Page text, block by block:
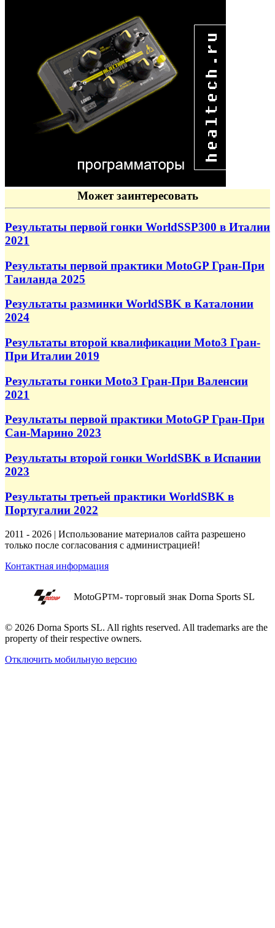
Может заинтересовать
Результаты первой гонки WorldSSP300 в Италии
2021
Результаты первой практики MotoGP Гран-При
Таиланда 2025
Результаты разминки WorldSBK в Каталонии
2024
Результаты второй квалификации Moto3 Гран-
При Италии 2019
Результаты гонки Moto3 Гран-При Валенсии
2021
Результаты первой практики MotoGP Гран-При
Сан-Марино 2023
Результаты второй гонки WorldSBK в Испании
2023
Результаты третьей практики WorldSBK в
Португалии 2022
2011 - 2026 | Использование материалов сайта разрешено
только после согласования с администрацией!
Контактная информация
MotoGPTM- торговый знак Dorna Sports SL
© 2026 Dorna Sports SL. All rights reserved. All trademarks are the
property of their respective owners.
Отключить мобильную версию